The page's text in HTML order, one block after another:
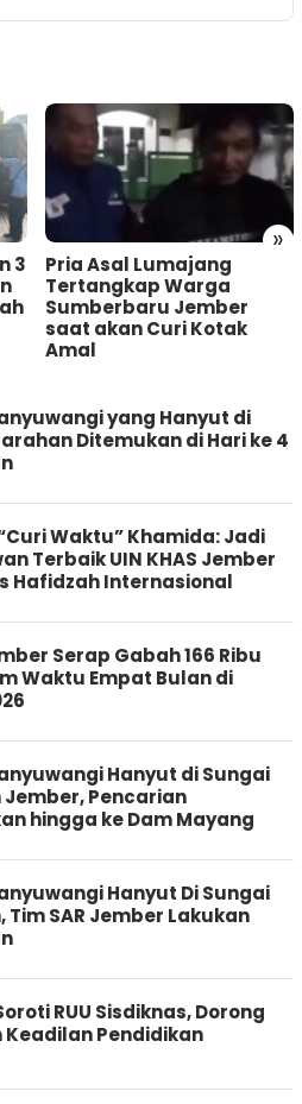
»
3
Pria Asal Lumajang
Tertangkap Warga
Sumberbaru Jember
saat akan Curi Kotak
Amal
yang Hanyut di
Ditemukan di Hari ke 4
Waktu” Khamida: Jadi
Terbaik UIN KHAS Jember
Hafidzah Internasional
Serap Gabah 166 Ribu
Waktu Empat Bulan di
Hanyut di Sungai
Pencarian
hingga ke Dam Mayang
Hanyut Di Sungai
Tim SAR Jember Lakukan
RUU Sisdiknas, Dorong
Keadilan Pendidikan